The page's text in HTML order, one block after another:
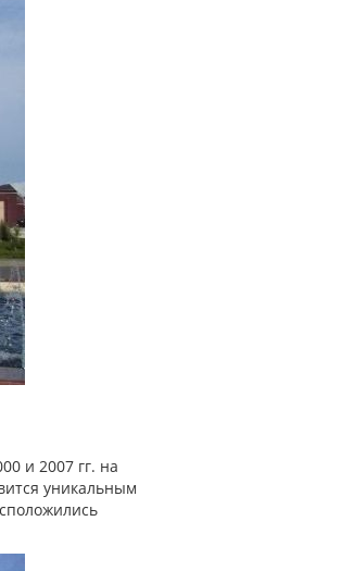
и 2007 гг. на
уникальным